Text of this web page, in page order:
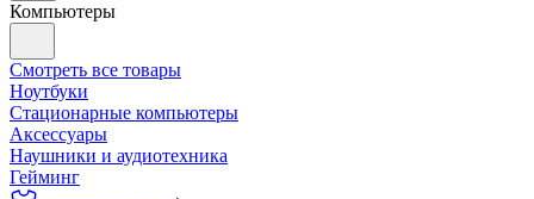
Компьютеры
Смотреть все товары
Ноутбуки
Стационарные компьютеры
Аксессуары
Наушники и аудиотехника
Гейминг